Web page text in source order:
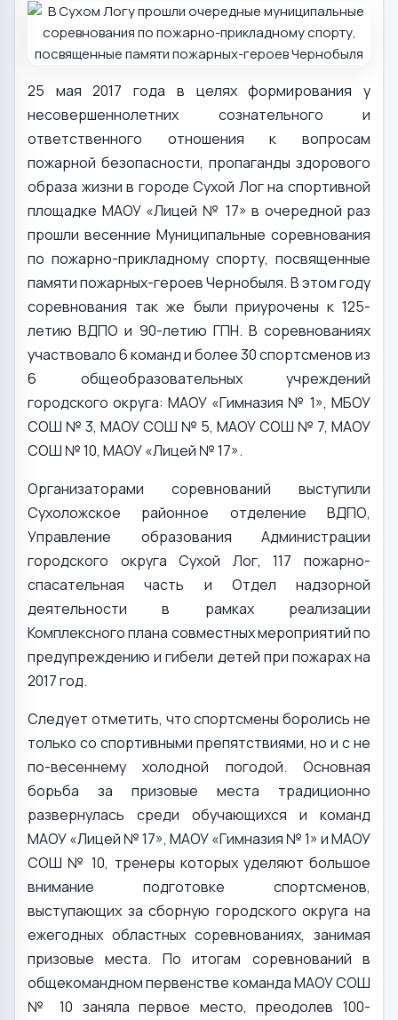
25 мая 2017 года в целях формирования у
несовершеннолетних сознательного и
ответственного отношения к вопросам
пожарной безопасности, пропаганды здорового
образа жизни в городе Сухой Лог на спортивной
площадке МАОУ «Лицей № 17» в очередной раз
прошли весенние Муниципальные соревнования
по пожарно-прикладному спорту, посвященные
памяти пожарных-героев Чернобыля. В этом году
соревнования так же были приурочены к 125-
летию ВДПО и 90-летию ГПН. В соревнованиях
участвовало 6 команд и более 30 спортсменов из
6 общеобразовательных учреждений
городского округа: МАОУ «Гимназия № 1», МБОУ
СОШ № 3, МАОУ СОШ № 5, МАОУ СОШ № 7, МАОУ
СОШ № 10, МАОУ «Лицей № 17».
Организаторами соревнований выступили
Сухоложское районное отделение ВДПО,
Управление образования Администрации
городского округа Сухой Лог, 117 пожарно-
спасательная часть и Отдел надзорной
деятельности в рамках реализации
Комплексного плана совместных мероприятий по
предупреждению и гибели детей при пожарах на
2017 год.
Следует отметить, что спортсмены боролись не
только со спортивными препятствиями, но и с не
по-весеннему холодной погодой. Основная
борьба за призовые места традиционно
развернулась среди обучающихся и команд
МАОУ «Лицей № 17», МАОУ «Гимназия № 1» и МАОУ
СОШ № 10, тренеры которых уделяют большое
внимание подготовке спортсменов,
выступающих за сборную городского округа на
ежегодных областных соревнованиях, занимая
призовые места. По итогам соревнований в
общекомандном первенстве команда МАОУ СОШ
№ 10 заняла первое место, преодолев 100-